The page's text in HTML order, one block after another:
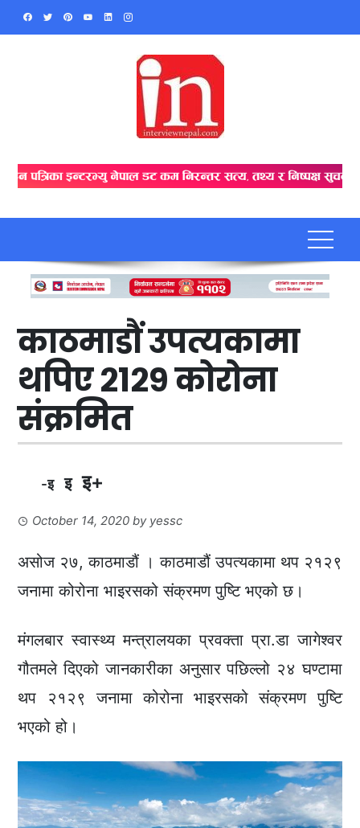
Skip
काठमाडौं उपत्यकामा
थपिए २१२९ कोरोना
संक्रमित
-इ इ इ+
October 14, 2020 by yessc
असोज २७, काठमाडौं । काठमाडौं उपत्यकामा थप २१२९
जनामा कोरोना भाइरसको संक्रमण पुष्टि भएको छ।
मंगलबार स्वास्थ्य मन्त्रालयका प्रवक्ता प्रा.डा जागेश्वर
गौतमले दिएको जानकारीका अनुसार पछिल्लो २४ घण्टामा
थप २१२९ जनामा कोरोना भाइरसको संक्रमण पुष्टि
भएको हो।